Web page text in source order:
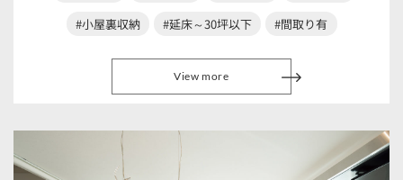
#小屋裏収納
#延床～30坪以下 #間取り有
View more